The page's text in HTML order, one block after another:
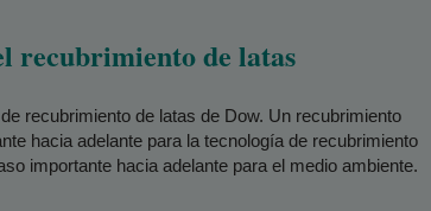
recubrimiento de latas
recubrimiento de latas de Dow. Un recubrimiento
hacia adelante para la tecnología de recubrimiento
importante hacia adelante para el medio ambiente.